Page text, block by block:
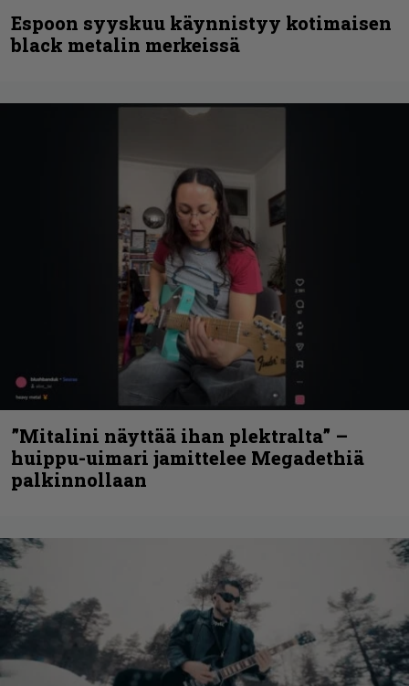
Espoon syyskuu käynnistyy kotimaisen
black metalin merkeissä
”Mitalini näyttää ihan plektralta” –
huippu-uimari jamittelee Megadethiä
palkinnollaan